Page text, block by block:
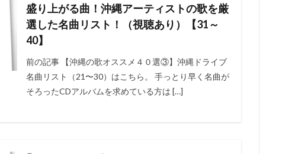
盛り上がる曲！沖縄アーティストの歌を厳
選した名曲リスト！（視聴あり）【31～
40】
前の記事 【沖縄の歌オススメ４０選③】沖縄ドライブ
名曲リスト（21〜30）はこちら。 手っとり早く名曲が
そろったCDアルバムを求めている方は […]